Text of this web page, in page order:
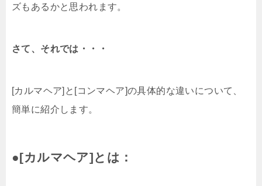
ズもあるかと思われます。
さて、それでは・・・
[カルマヘア]と[コンマヘア]の具体的な違いについて、
簡単に紹介します。
●[カルマヘア]とは：